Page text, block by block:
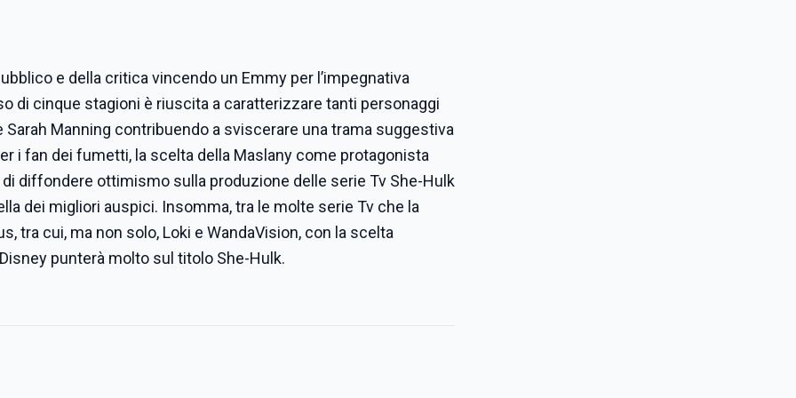
e della critica vincendo un Emmy per l’impegnativa
di cinque stagioni è riuscita a caratterizzare tanti personaggi
Sarah Manning contribuendo a sviscerare una trama suggestiva
i fan dei fumetti, la scelta della Maslany come protagonista
diffondere ottimismo sulla produzione delle serie Tv She-Hulk
dei migliori auspici. Insomma, tra le molte serie Tv che la
tra cui, ma non solo, Loki e WandaVision, con la scelta
punterà molto sul titolo She-Hulk.